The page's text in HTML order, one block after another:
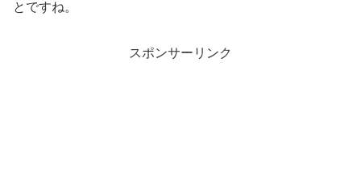
とですね。
スポンサーリンク